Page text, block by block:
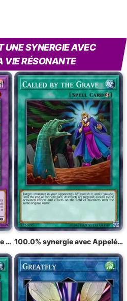
UNE SYNERGIE AVEC
VIE RÉSONANTE
100.0% synergie avec Sainte Azamina 100.0% synergie avec Appelé par la tombe